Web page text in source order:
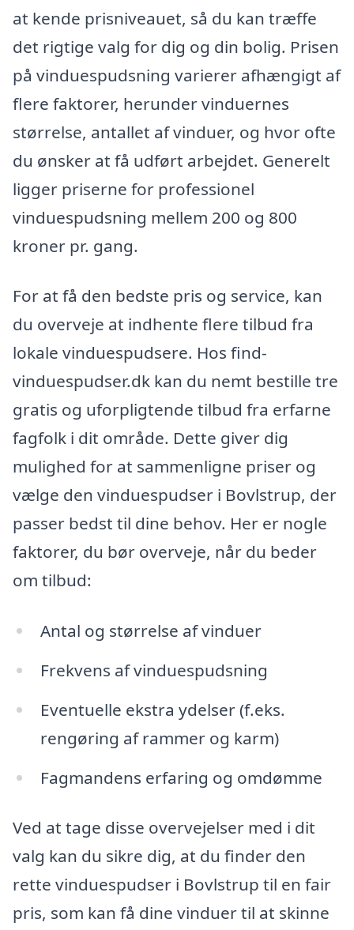
at kende prisniveauet, så du kan træffe
det rigtige valg for dig og din bolig. Prisen
på vinduespudsning varierer afhængigt af
flere faktorer, herunder vinduernes
størrelse, antallet af vinduer, og hvor ofte
du ønsker at få udført arbejdet. Generelt
ligger priserne for professionel
vinduespudsning mellem 200 og 800
kroner pr. gang.
For at få den bedste pris og service, kan
du overveje at indhente flere tilbud fra
lokale vinduespudsere. Hos find-
vinduespudser.dk kan du nemt bestille tre
gratis og uforpligtende tilbud fra erfarne
fagfolk i dit område. Dette giver dig
mulighed for at sammenligne priser og
vælge den vinduespudser i Bovlstrup, der
passer bedst til dine behov. Her er nogle
faktorer, du bør overveje, når du beder
om tilbud:
Antal og størrelse af vinduer
Frekvens af vinduespudsning
Eventuelle ekstra ydelser (f.eks.
rengøring af rammer og karm)
Fagmandens erfaring og omdømme
Ved at tage disse overvejelser med i dit
valg kan du sikre dig, at du finder den
rette vinduespudser i Bovlstrup til en fair
pris, som kan få dine vinduer til at skinne